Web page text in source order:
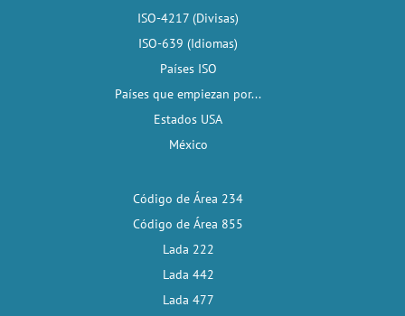
ISO-4217 (Divisas)
ISO-639 (Idiomas)
Países ISO
Países que empiezan por...
Estados USA
México
Código de Área 234
Código de Área 855
Lada 222
Lada 442
Lada 477